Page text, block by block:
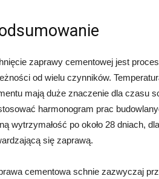
zaprawy cementowej jest
od wielu czynników.
mają duże znaczenie dla czasu
harmonogram prac
wytrzymałość po około 28 dniach,
się zaprawą.
cementowa schnie zazwyczaj